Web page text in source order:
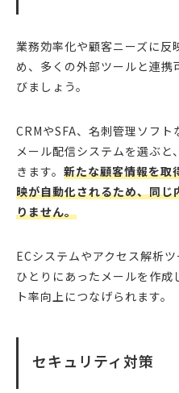
業務効率化や顧客ニーズに反
め、多くの外部ツールと連
びましょう。
CRMやSFA、名刺管理ソフ
メール配信システムを選ぶと
きます。 新たな顧客情報を取
映が自動化されるため、同
りません。
ECシステムやアクセス解析
ひとりにあったメールを作成
ト率向上につなげられます。
セキュリティ対策